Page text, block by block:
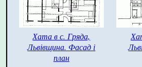
Хата в с. Гряда,
Львівщина. Фасад і
план